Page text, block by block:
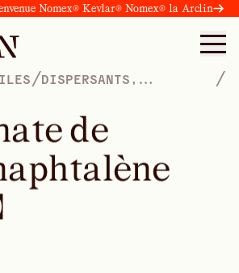
Nomex® Kevlar® Nomex® la Arclin
/DISPERSANTS,
AGENTS MOUILLANTS
/
ate de
aphtalène